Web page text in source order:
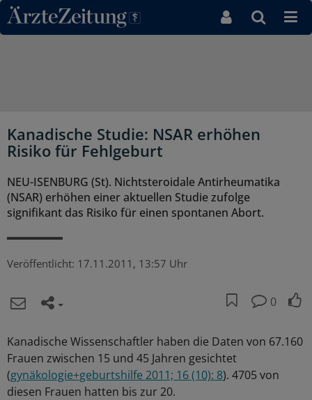
Direkt zum Inhaltsbereich
Kanadische Studie: NSAR erhöhen
Risiko für Fehlgeburt
NEU-ISENBURG (St). Nichtsteroidale Antirheumatika
(NSAR) erhöhen einer aktuellen Studie zufolge
signifikant das Risiko für einen spontanen Abort.
Veröffentlicht: 17.11.2011, 13:57 Uhr
0
Kanadische Wissenschaftler haben die Daten von 67.160
Frauen zwischen 15 und 45 Jahren gesichtet
(gynäkologie+geburtshilfe 2011; 16 (10): 8). 4705 von
diesen Frauen hatten bis zur 20.